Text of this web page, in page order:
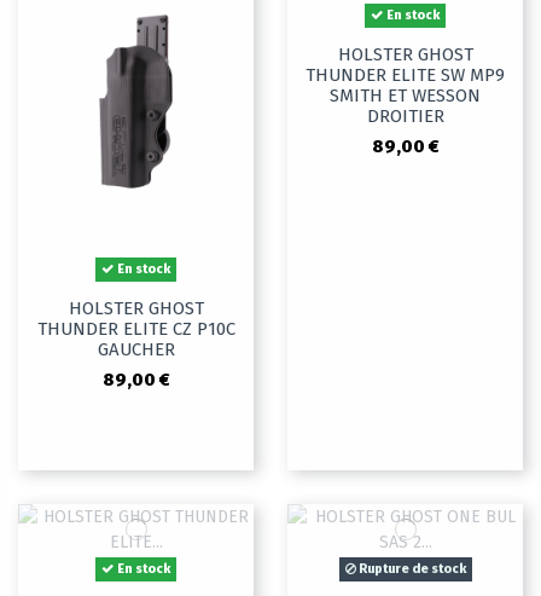
En stock
HOLSTER GHOST
THUNDER ELITE CZ P10C
GAUCHER
89,00 €
En stock
HOLSTER GHOST
THUNDER ELITE SW MP9
SMITH ET WESSON
DROITIER
89,00 €
En stock Rupture de stock